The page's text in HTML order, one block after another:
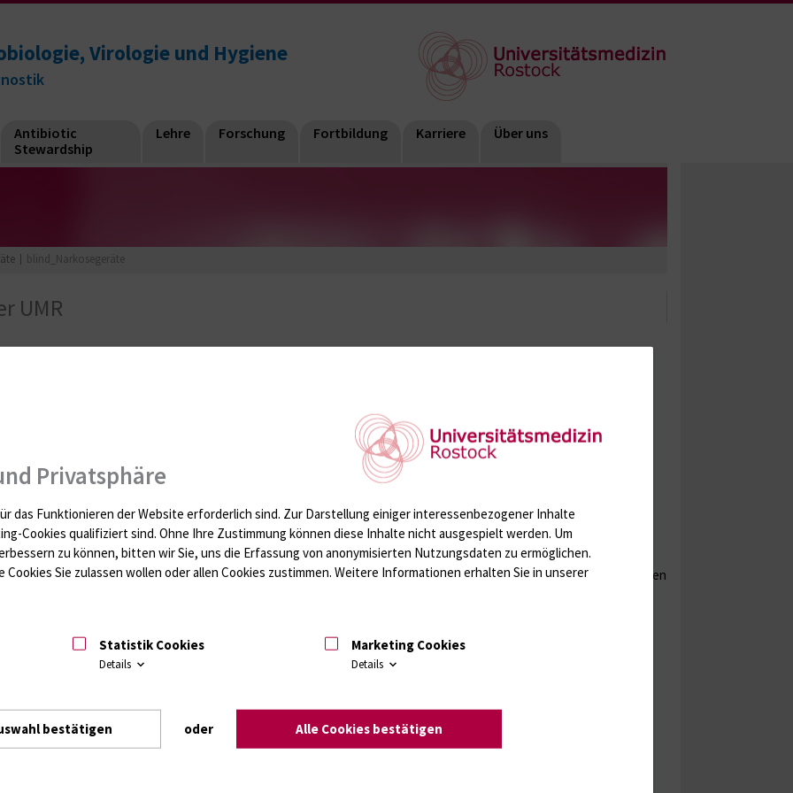
Virologie und Hygiene
Antibiotic
Stewardship
Lehre Forschung Fortbildung Karriere Über uns
blind_Narkosegeräte
UMR
prüfen!
Trachealtubus und Y-Stück.
Teile des Atemkreislaufes und Zubehör zwischen dem Einsatz bei verschiedenen Patienten zu entsorgen
des Geräteinneren der Narkose­geräte.
muss nicht häufiger als einmal pro Woche erfolgen.
Privatsphäre
das Funktionieren der Website erforderlich sind. Zur Darstellung einiger interessenbezogener Inhalte
Cookies qualifiziert sind. Ohne Ihre Zustimmung können diese Inhalte nicht ausgespielt werden. Um
zu können, bitten wir Sie, uns die Erfassung von anonymisierten Nutzungsdaten zu ermöglichen.
Cookies Sie zulassen wollen oder allen Cookies zustimmen. Weitere Informationen erhalten Sie in unserer
Statistik Cookies
Details
Marketing Cookies
Details
bestätigen oder Alle Cookies bestätigen